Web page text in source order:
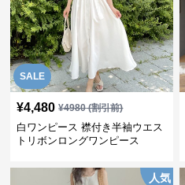
SALE
¥4,480 ¥4980(割引前)
白ワンピース 襟付き半袖ウエス
トリボンロングワンピース
人気